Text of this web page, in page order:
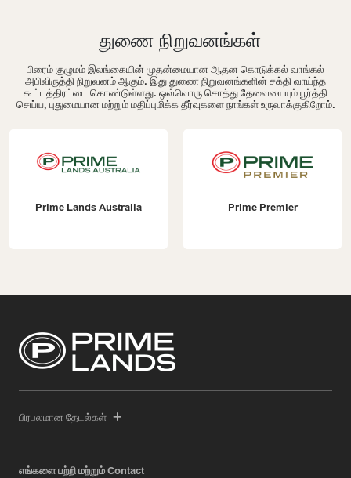
துணை நிறுவனங்கள்
பிரைம் குழுமம் இலங்கையின் முதன்மையான ஆதன கொடுக்கல் வாங்கல்
அபிவிருத்தி நிறுவனம் ஆகும். இது துணை நிறுவனங்களின் சக்தி வாய்ந்த
கூட்டத்திரட்டை கொண்டுள்ளது. ஒவ்வொரு சொத்து தேவையையும் பூர்த்தி
செய்ய, புதுமையான மற்றும் மதிப்புமிக்க தீர்வுகளை நாங்கள் உருவாக்குகிறோம்.
Prime Lands Australia Prime Premier
பிரபலமான தேடல்கள்
எங்களை பற்றி மற்றும் Contact